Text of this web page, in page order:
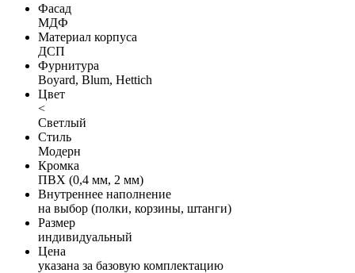
Фасад
МДФ
Материал корпуса
ДСП
Фурнитура
Boyard, Blum, Hettich
Цвет
<
Светлый
Стиль
Модерн
Кромка
ПВХ (0,4 мм, 2 мм)
Внутреннее наполнение
на выбор (полки, корзины, штанги)
Размер
индивидуальный
Цена
указана за базовую комплектацию